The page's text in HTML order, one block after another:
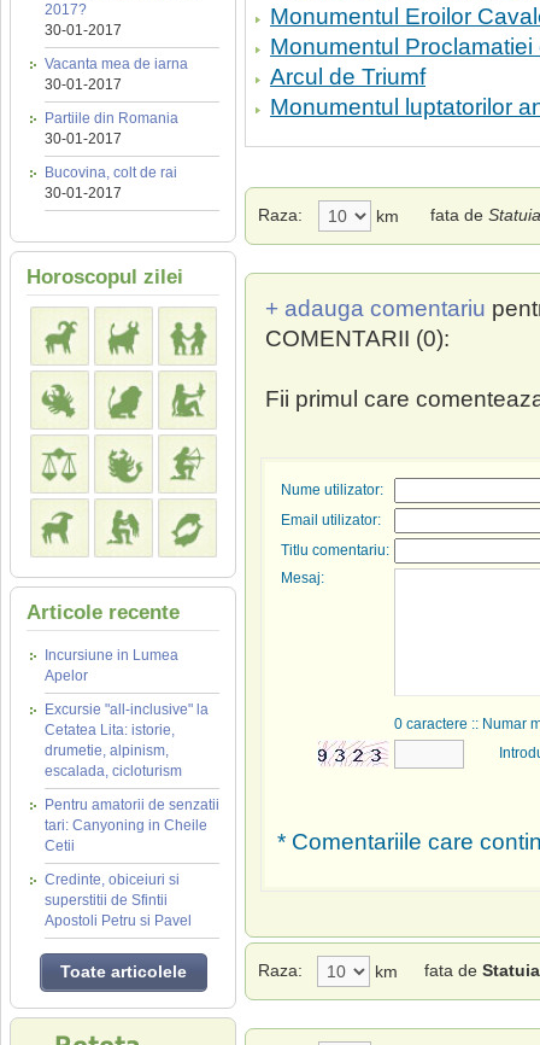
2017?
30-01-2017
Vacanta mea de iarna
30-01-2017
Partiile din Romania
30-01-2017
Bucovina, colt de rai
30-01-2017
Horoscopul zilei
Articole recente
Incursiune in Lumea
Apelor
Excursie "all-inclusive" la
Cetatea Lita: istorie,
drumetie, alpinism,
escalada, cicloturism
Pentru amatorii de senzatii
tari: Canyoning in Cheile
Cetii
Credinte, obiceiuri si
superstitii de Sfintii
Apostoli Petru si Pavel
Toate articolele
Monumentul Eroilor
Monumentul
Arcul de Triumf
Monumentul luptatorilor
Raza: km fata de
+ adauga comentariu
COMENTARII (0):
Fii primul care
Nume utilizator:
Email utilizator:
Titlu comentariu:
Mesaj:
0 caractere :: Numar
* Comentariile care
Raza: km fata de